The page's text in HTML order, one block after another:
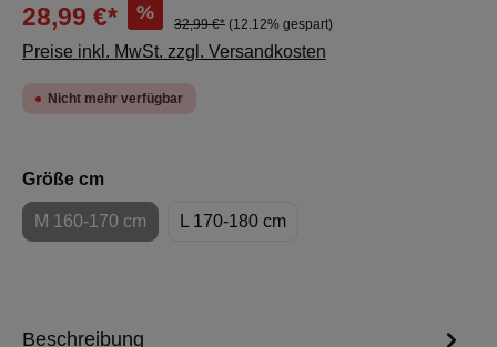
28,99 €* %
32,99 €* (12.12% gespart)
Preise inkl. MwSt. zzgl. Versandkosten
Nicht mehr verfügbar
Größe cmauswählen
M 160-170 cm
(Diese Option ist zurzeit nicht verfügbar.)
L 170-180 cm
Beschreibung